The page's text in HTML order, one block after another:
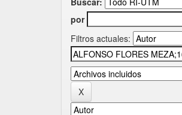
por
Filtros actuales: